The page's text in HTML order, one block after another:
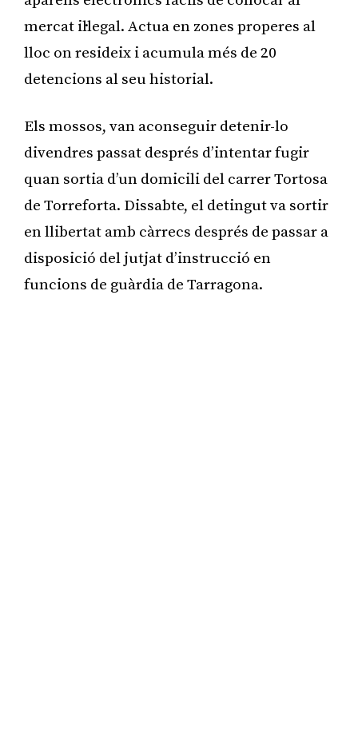
mercat il·legal. Actua en zones properes al
lloc on resideix i acumula més de 20
detencions al seu historial.
Els mossos, van aconseguir detenir-lo
divendres passat després d’intentar fugir
quan sortia d’un domicili del carrer Tortosa
de Torreforta. Dissabte, el detingut va sortir
en llibertat amb càrrecs després de passar a
disposició del jutjat d’instrucció en
funcions de guàrdia de Tarragona.